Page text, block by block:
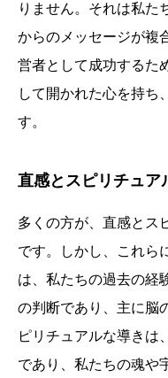
りません。それは私た
からのメッセージが複
営者として成功するた
して開かれた心を持ち
す。
直感とスピリチュア
多くの方が、直感とス
です。しかし、これら
は、私たちの過去の経
の判断であり、主に脳
ピリチュアルな導きは
であり、私たちの魂や